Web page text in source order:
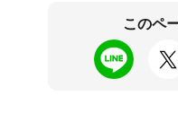
このペ